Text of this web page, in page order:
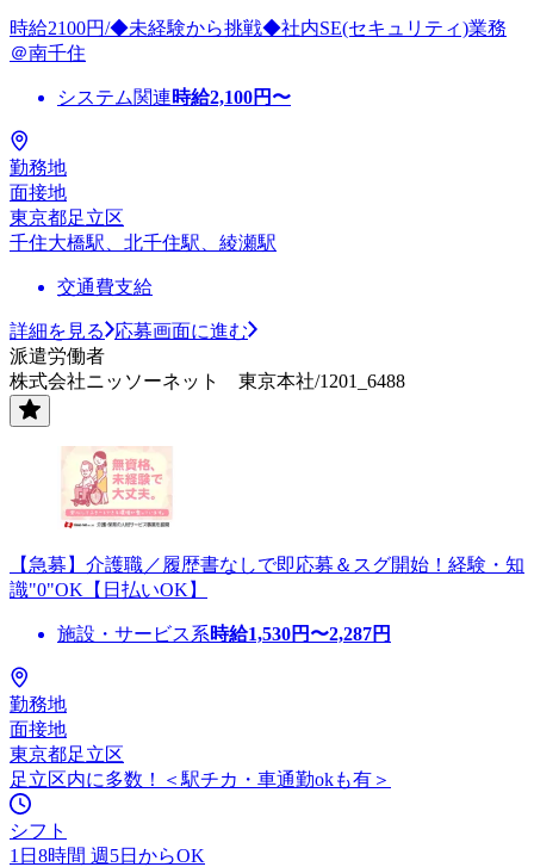
時給2100円/◆未経験から挑戦◆社内SE(セキュリティ)業務
＠南千住
システム関連時給2,100円〜
勤務地
面接地
東京都足立区
千住大橋駅、北千住駅、綾瀬駅
交通費支給
詳細を見る
応募画面に進む
派遣労働者
株式会社ニッソーネット 東京本社/1201_6488
【急募】介護職／履歴書なしで即応募＆スグ開始！経験・知
識"0"OK【日払いOK】
施設・サービス系時給1,530円〜2,287円
勤務地
面接地
東京都足立区
足立区内に多数！＜駅チカ・車通勤okも有＞
シフト
1日8時間 週5日からOK